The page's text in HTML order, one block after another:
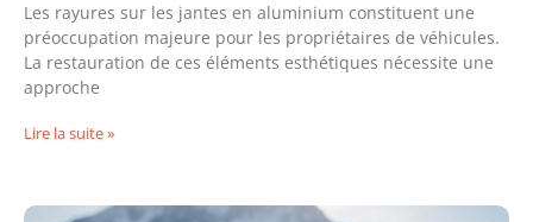
Les rayures sur les jantes en aluminium constituent une
préoccupation majeure pour les propriétaires de véhicules.
La restauration de ces éléments esthétiques nécessite une
approche
Lire la suite »